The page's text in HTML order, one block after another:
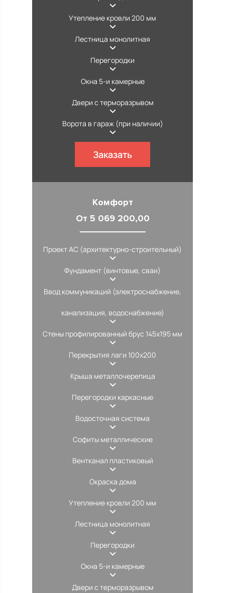
Утепление кровли 200 мм
Лестница монолитная
Перегородки
Окна 5-и камерные
Двери с терморазрывом
Ворота в гараж (при наличии)
Заказать
Комфорт
От 5 069 200,00
Проект АС (архитектурно-строительный)
Фундамент (винтовые, сваи)
Ввод коммуникаций (электроснабжение,
канализация, водоснабжение)
Стены профилированный брус 145х195 мм
Перекрытия лаги 100х200
Крыша металлочерепица
Перегородки каркасные
Водосточная система
Софиты металлические
Вентканал пластиковый
Окраска дома
Утепление кровли 200 мм
Лестница монолитная
Перегородки
Окна 5-и камерные
Двери с терморазрывом